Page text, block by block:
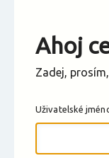
Ahoj
Zadej,
Uživatelské